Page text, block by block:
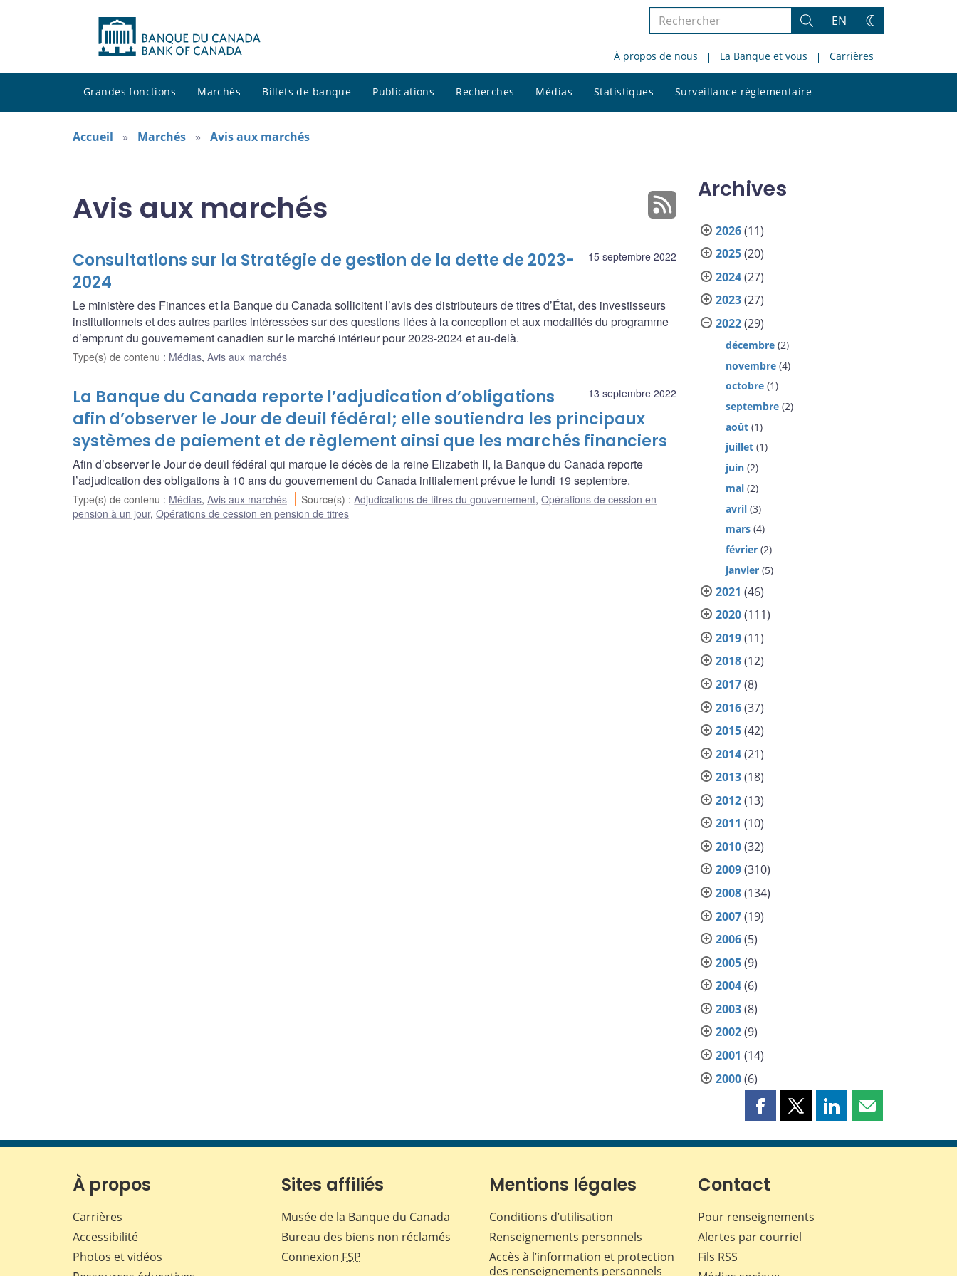
Rechercher
le
site
Rechercher
EN
Changez
thème
À propos de nous La Banque et vous Carrières
Grandes fonctions Marchés Billets de banque Publications Recherches Médias Statistiques Surveillance réglementaire
le
Accueil Marchés Avis aux marchés
Avis aux marchés
15 septembre 2022
Consultations sur la Stratégie de gestion de la dette de 2023-
2024
Le ministère des Finances et la Banque du Canada sollicitent l’avis des distributeurs de titres d’État, des investisseurs
institutionnels et des autres parties intéressées sur des questions liées à la conception et aux modalités du programme
d’emprunt du gouvernement canadien sur le marché intérieur pour 2023-2024 et au-delà.
Type(s) de contenu : Médias, Avis aux marchés
13 septembre 2022
La Banque du Canada reporte l’adjudication d’obligations
afin d’observer le Jour de deuil fédéral; elle soutiendra les principaux
systèmes de paiement et de règlement ainsi que les marchés financiers
Afin d’observer le Jour de deuil fédéral qui marque le décès de la reine Elizabeth II, la Banque du Canada reporte
l’adjudication des obligations à 10 ans du gouvernement du Canada initialement prévue le lundi 19 septembre.
Type(s) de contenu : Médias, Avis aux marchés Source(s) :Adjudications de titres du gouvernement,Opérations de cession en
pension à un jour, Opérations de cession en pension de titres
Archives
2026(11)
2025(20)
2024(27)
2023(27)
2022(29)
décembre (2)
novembre (4)
octobre (1)
septembre (2)
août (1)
juillet (1)
juin (2)
mai (2)
avril (3)
mars (4)
février (2)
janvier (5)
2021 (46)
2020(111)
2019(11)
2018(12)
2017(8)
2016(37)
2015(42)
2014(21)
2013(18)
2012(13)
2011 (10)
2010(32)
2009(310)
2008(134)
2007(19)
2006(5)
2005(9)
2004(6)
2003(8)
2002(9)
2001 (14)
2000(6)
Partager
page
Facebook
Partager
page
Partager
page
Partager
page
À propos
Carrières
Accessibilité
Photos et vidéos
Sites affiliés
Musée de la Banque du Canada
Bureau des biens non réclamés
Connexion FSP
Mentions légales
Conditions d’utilisation
Renseignements personnels
Accès à l’information et protection
des renseignements personnels
Contact
Pour renseignements
Alertes par courriel
Fils RSS